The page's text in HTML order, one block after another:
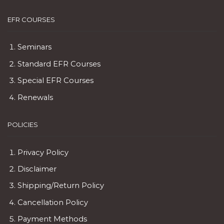
EFR COURSES
Seminars
Standard EFR Courses
Special EFR Courses
Renewals
POLICIES
Privacy Policy
Disclaimer
Shipping/Return Policy
Cancellation Policy
Payment Methods